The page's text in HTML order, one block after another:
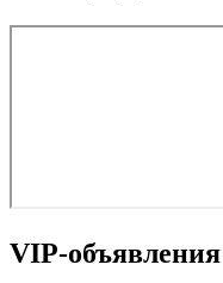
VIP-объявления